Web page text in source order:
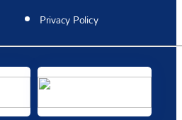
Privacy Policy